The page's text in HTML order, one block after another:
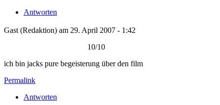
Antworten
Gast (Redaktion) am 29. April 2007 - 1:42
10/10
ich bin jacks pure begeisterung über den film
Permalink
Antworten